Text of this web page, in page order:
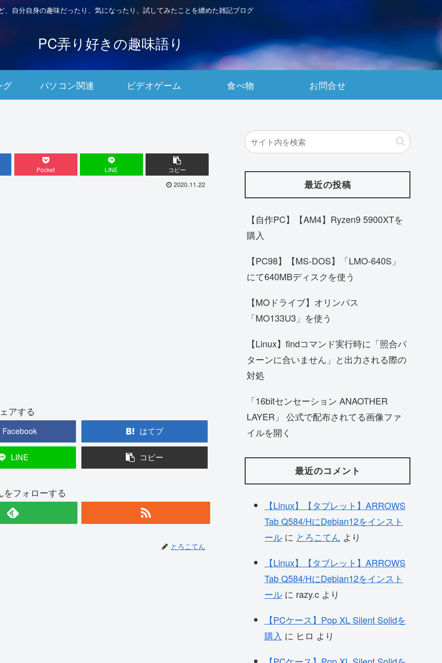
、自分自身の趣味だったり、気になったり、試してみたことを纏めた雑記ブログ
PC弄り好きの趣味語り
グ パソコン関連 ビデオゲーム 食べ物 お問合せ
Pocket LINE コピー
2020.11.22
アする
Facebook はてブ
LINE コピー
をフォローする
とろこてん
最近の投稿
【自作PC】【AM4】Ryzen9 5900XTを
購入
【PC98】【MS-DOS】「LMO-640S」
にて640MBディスクを使う
【MOドライブ】オリンパス
「MO133U3」を使う
【Linux】findコマンド実行時に「照合パ
ターンに合いません」と出力される際の
対処
「16bitセンセーション ANAOTHER
LAYER」 公式で配布されてる画像ファ
イルを開く
最近のコメント
【Linux】【タブレット】ARROWS
Tab Q584/HにDebian12をインスト
ール に とろこてん より
【Linux】【タブレット】ARROWS
Tab Q584/HにDebian12をインスト
ール に razy.c より
【PCケース】Pop XL Silent Solidを
購入 に ヒロ より